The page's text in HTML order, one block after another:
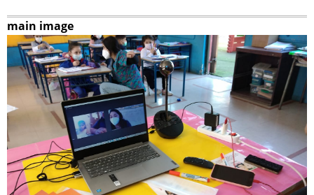
main image